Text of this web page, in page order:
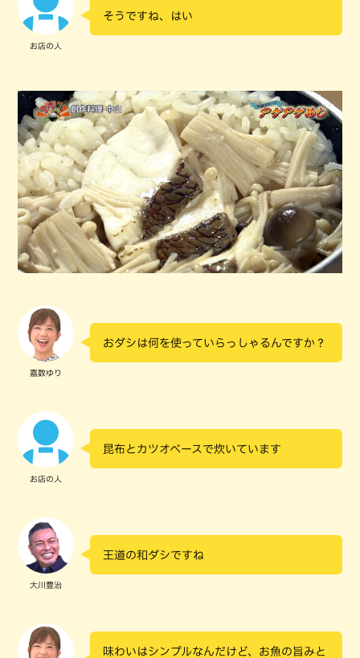
お店の人
そうですね、はい
嘉数ゆり
おダシは何を使っていらっしゃるんですか？
お店の人
昆布とカツオベースで炊いています
大川豊治
王道の和ダシですね
味わいはシンプルなんだけど、お魚の旨みと